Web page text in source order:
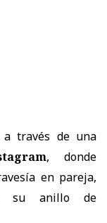
través de una
, donde
en pareja,
su anillo de